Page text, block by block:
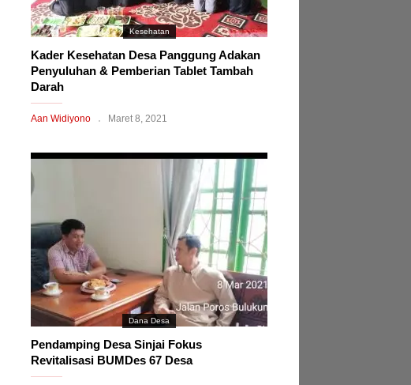
Kesehatan
Kader Kesehatan Desa Panggung Adakan
Penyuluhan & Pemberian Tablet Tambah
Darah
Aan Widiyono Maret 8, 2021
Dana Desa
Pendamping Desa Sinjai Fokus
Revitalisasi BUMDes 67 Desa